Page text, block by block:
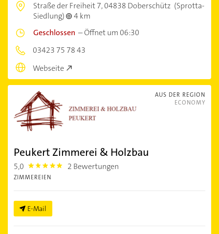
Straße der Freiheit 7,04838 Doberschütz (Sprotta-
Siedlung)
4 km
Geschlossen –Öffnet um 06:30
03423 75 78 43
Webseite
AUS DER REGION
ECONOMY
Peukert Zimmerei & Holzbau
5,0 5.0 2 Bewertungen
ZIMMEREIEN
E-Mail